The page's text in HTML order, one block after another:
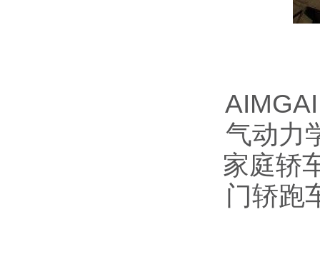
气动力
家庭轿
门轿跑